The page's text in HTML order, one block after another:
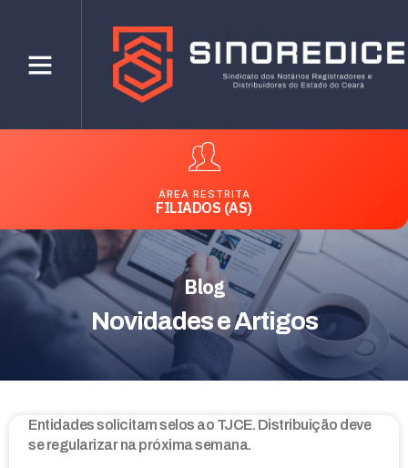
ÁREA RESTRITA
FILIADOS (AS)
Blog
Novidades e Artigos
Entidades solicitam selos ao TJCE. Distribuição deve
se regularizar na próxima semana.